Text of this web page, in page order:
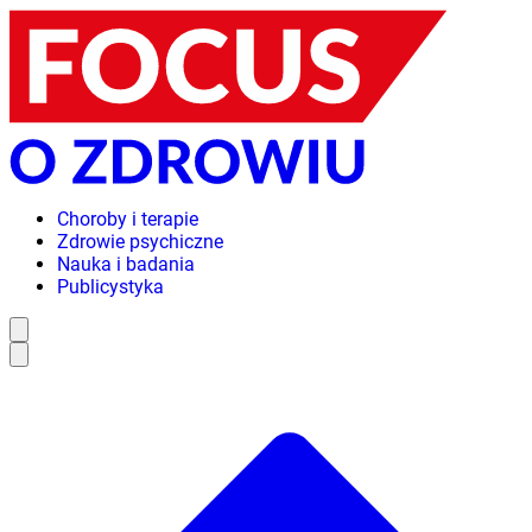
Choroby i terapie
Zdrowie psychiczne
Nauka i badania
Publicystyka